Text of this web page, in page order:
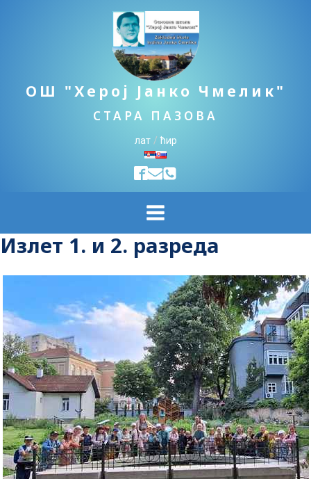
ОШ "Херој Јанко Чмелик"
СТАРА ПАЗОВА
лат/ћир
Излет 1. и 2. разреда